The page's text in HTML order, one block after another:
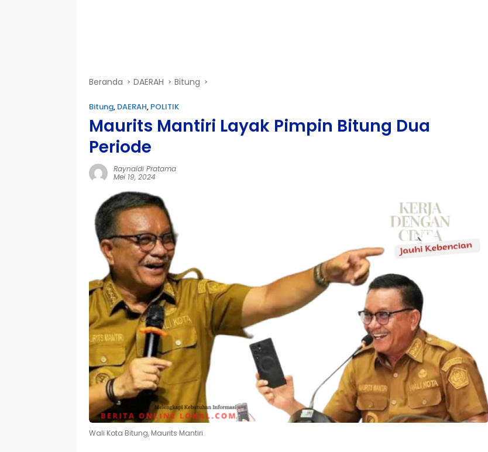
Beranda DAERAH Bitung
Bitung, DAERAH, POLITIK
Maurits Mantiri Layak Pimpin Bitung Dua
Periode
Raynaldi Pratama
Mei 19, 2024
Wali Kota Bitung, Maurits Mantiri